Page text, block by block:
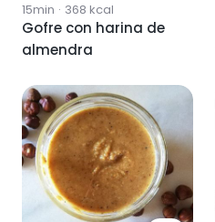
15min · 368 kcal
Gofre con harina de
almendra